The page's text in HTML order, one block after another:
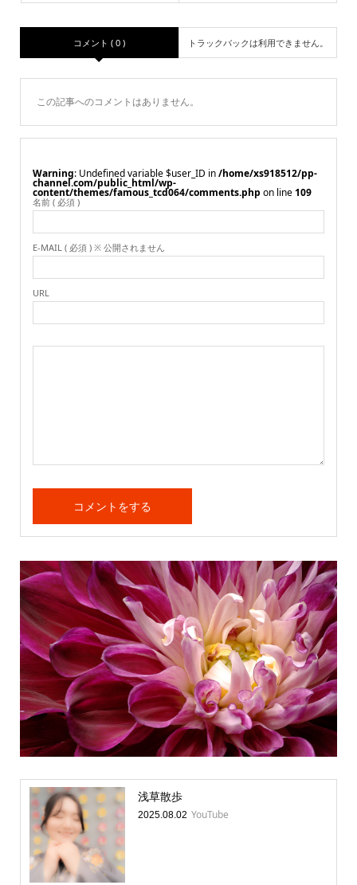
コメント ( 0 ) トラックバックは利用できません。
この記事へのコメントはありません。
Warning : Undefined variable $user_ID in/home/xs918512/pp-
channel.com/public_html/wp-
content/themes/famous_tcd064/comments.php on line109
名前 ( 必須 )
E-MAIL ( 必須 ) ※ 公開されません
URL
浅草散歩
2025.08.02 YouTube